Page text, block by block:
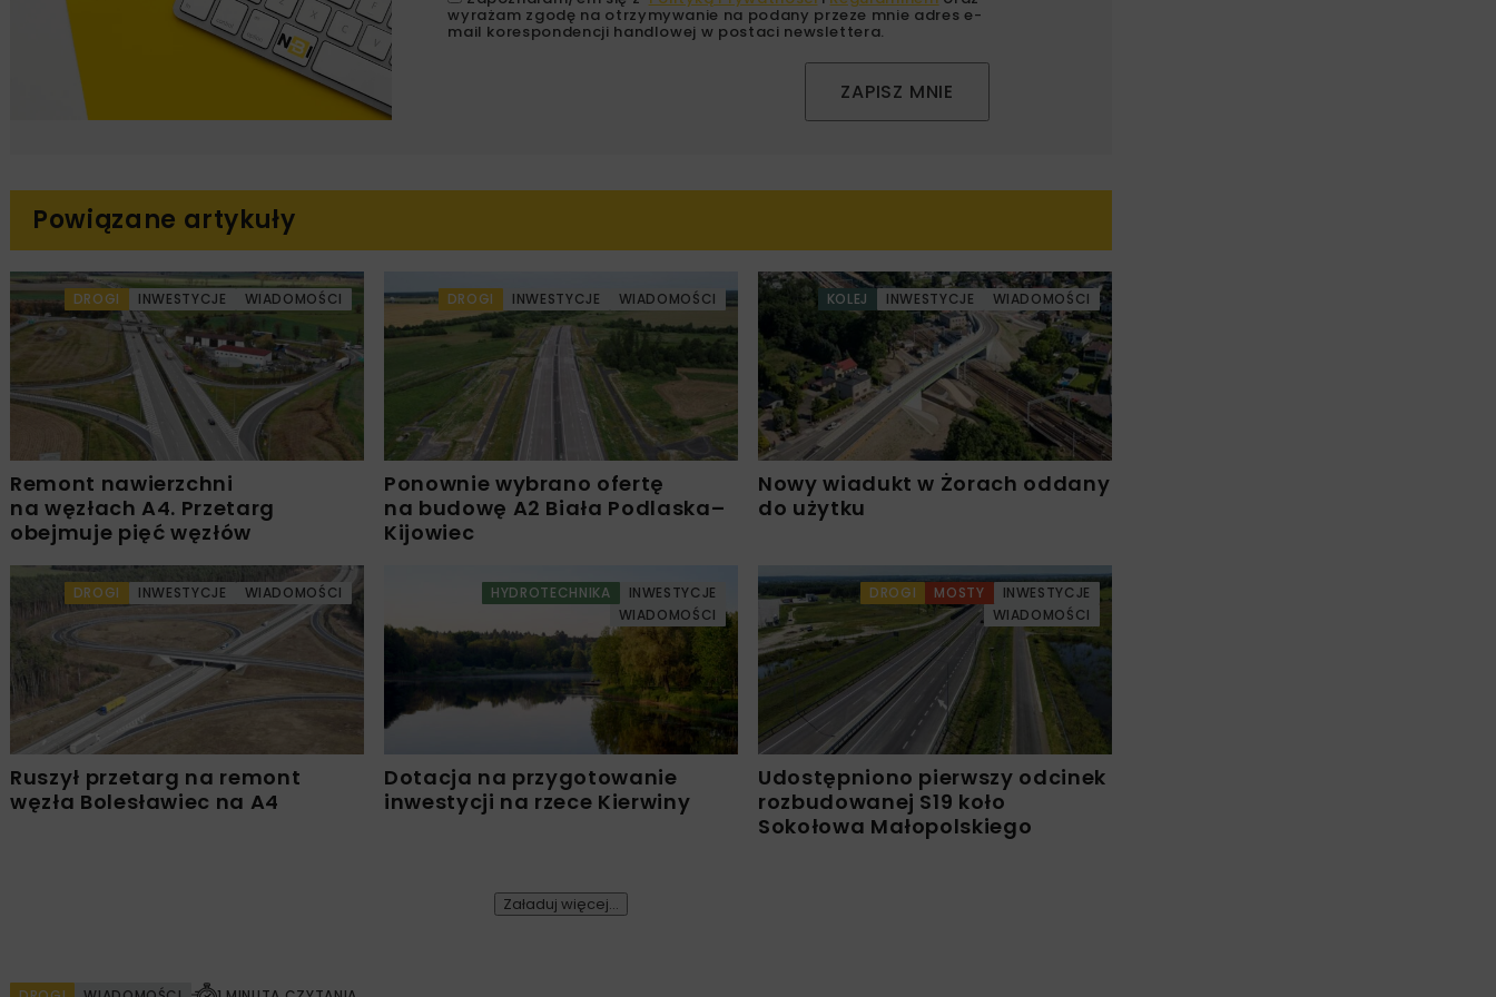
wyrażam zgodę na otrzymywanie na podany przeze mnie adres e-
mail korespondencji handlowej w postaci newslettera.
ZAPISZ MNIE
Powiązane artykuły
DROGI INWESTYCJE WIADOMOŚCI
Remont nawierzchni
na węzłach A4. Przetarg
obejmuje pięć węzłów
DROGI INWESTYCJE WIADOMOŚCI
Ponownie wybrano ofertę
na budowę A2 Biała Podlaska–
Kijowiec
KOLEJ INWESTYCJE WIADOMOŚCI
Nowy wiadukt w Żorach oddany
do użytku
DROGI INWESTYCJE WIADOMOŚCI
Ruszył przetarg na remont
węzła Bolesławiec na A4
HYDROTECHNIKA
INWESTYCJE
WIADOMOŚCI
Dotacja na przygotowanie
inwestycji na rzece Kierwiny
DROGI MOSTY
INWESTYCJE
WIADOMOŚCI
Udostępniono pierwszy odcinek
rozbudowanej S19 koło
Sokołowa Małopolskiego
Załaduj więcej...